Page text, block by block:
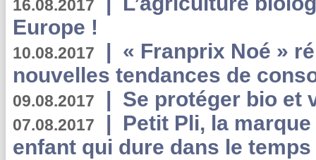
16.08.2017
Europe !
10.08.2017 | « Franprix Noé »
nouvelles tendances de
09.08.2017 | Se protéger bio et
07.08.2017 | Petit Pli, la
enfant qui dure dans le temps